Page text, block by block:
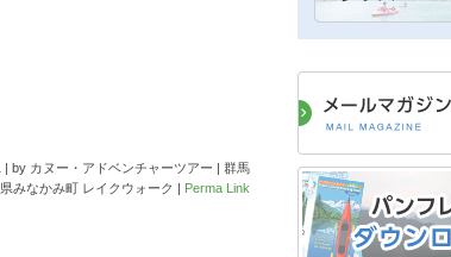
by カヌー・アドベンチャーツアー | 群馬
県みなかみ町 レイクウォーク
Perma Link